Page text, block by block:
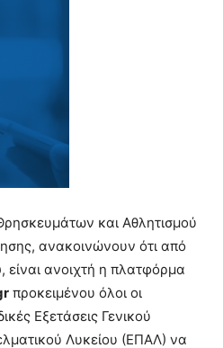
και Αθλητισμού
ανακοινώνουν ότι από
, είναι ανοιχτή η πλατφόρμα
προκειμένου όλοι οι
Εξετάσεις Γενικού
Λυκείου (ΕΠΑΛ) να